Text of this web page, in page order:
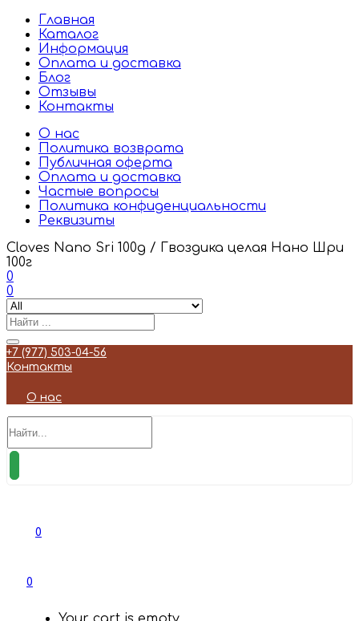
Главная
Каталог
Информация
Оплата и доставка
Блог
Отзывы
Контакты
О нас
Политика возврата
Публичная оферта
Оплата и доставка
Частые вопросы
Политика конфиденциальности
Реквизиты
Cloves Nano Sri 100g / Гвоздика целая Нано Шри
100г
0
0
+7 (977) 503-04-56
Контакты
О нас
0
0